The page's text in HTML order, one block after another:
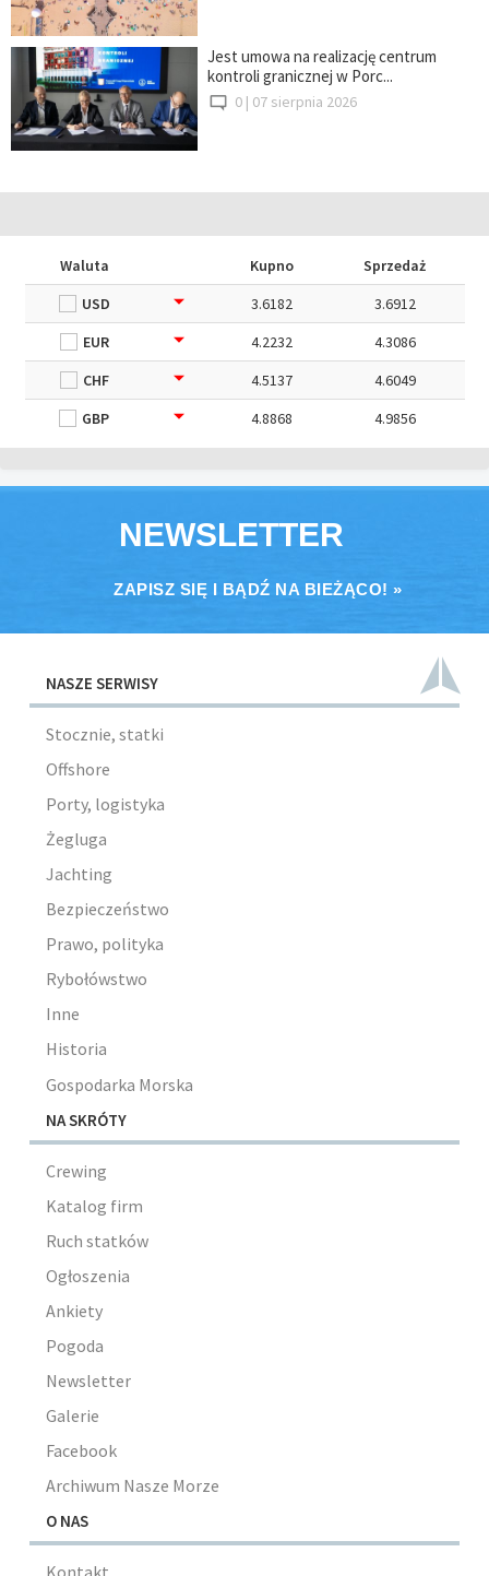
Jest umowa na realizację centrum
kontroli granicznej w Porc...
0 | 07 sierpnia 2026
Waluta Kupno
Sprzedaż
USD
3.6182
3.6912
EUR
4.2232
4.3086
CHF
4.5137
4.6049
GBP
4.8868 4.9856
NEWSLETTER
ZAPISZ SIĘ I BĄDŹ NA BIEŻĄCO! »
NASZE SERWISY
Stocznie, statki
Offshore
Porty, logistyka
Żegluga
Jachting
Bezpieczeństwo
Prawo, polityka
Rybołówstwo
Inne
Historia
Gospodarka Morska
NA SKRÓTY
Crewing
Katalog firm
Ruch statków
Ogłoszenia
Ankiety
Pogoda
Newsletter
Galerie
Facebook
Archiwum Nasze Morze
O NAS
Kontakt